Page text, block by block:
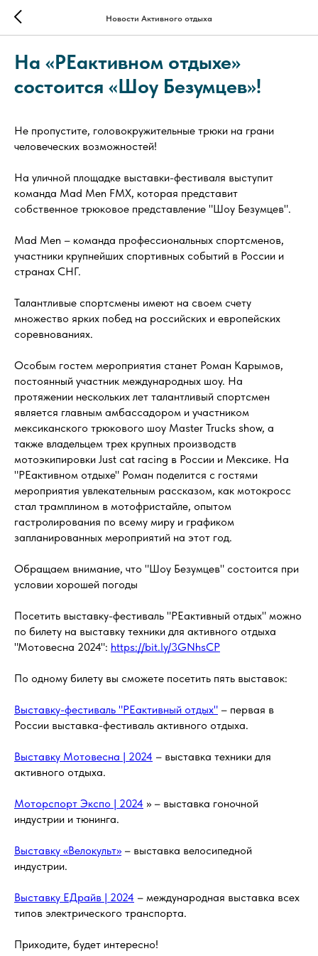
Новости Активного отдыха
На «РЕактивном отдыхе»
состоится «Шоу Безумцев»!
Не пропустите, головокружительные трюки на грани
человеческих возможностей!
На уличной площадке выставки-фестиваля выступит
команда Mad Men FMX, которая представит
собственное трюковое представление "Шоу Безумцев".
Mad Men – команда профессиональных спортсменов,
участники крупнейших спортивных событий в России и
странах СНГ.
Талантливые спортсмены имеют на своем счету
множество ярких побед на российских и европейских
соревнованиях.
Особым гостем мероприятия станет Роман Карымов,
постоянный участник международных шоу. На
протяжении нескольких лет талантливый спортсмен
является главным амбассадором и участником
мексиканского трюкового шоу Mаster Trucks show, а
также владельцем трех крупных производств
мотоэкипировки Just cat racing в России и Мексике. На
"РЕактивном отдыхе" Роман поделится с гостями
мероприятия увлекательным рассказом, как мотокросс
стал трамплином в мотофристайле, опытом
гастролирования по всему миру и графиком
запланированных мероприятий на этот год.
Обращаем внимание, что "Шоу Безумцев" состоится при
условии хорошей погоды
Посетить выставку-фестиваль "РЕактивный отдых" можно
по билету на выставку техники для активного отдыха
"Мотовесна 2024": https://bit.ly/3GNhsCP
По одному билету вы сможете посетить пять выставок:
Выставку-фестиваль "РЕактивный отдых" – первая в
России выставка-фестиваль активного отдыха.
Выставку Мотовесна | 2024 – выставка техники для
активного отдыха.
Моторспорт Экспо | 2024 » – выставка гоночной
индустрии и тюнинга.
Выставку «Велокульт»– выставка велосипедной
индустрии.
Выставку ЕДрайв | 2024 – международная выставка всех
типов электрического транспорта.
Приходите, будет интересно!